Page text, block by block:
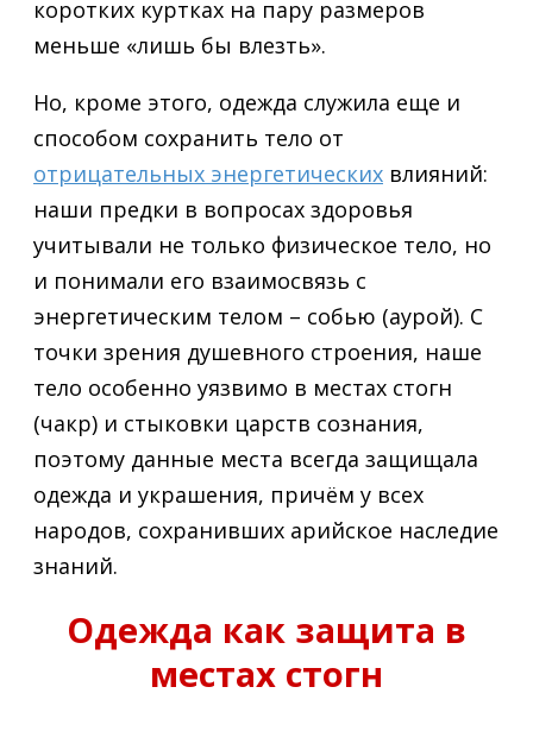
коротких куртках на пару размеров
меньше «лишь бы влезть».
Но, кроме этого, одежда служила еще и
способом сохранить тело от
отрицательных энергетических влияний:
наши предки в вопросах здоровья
учитывали не только физическое тело, но
и понимали его взаимосвязь с
энергетическим телом – собью (аурой). С
точки зрения душевного строения, наше
тело особенно уязвимо в местах стогн
(чакр) и стыковки царств сознания,
поэтому данные места всегда защищала
одежда и украшения, причём у всех
народов, сохранивших арийское наследие
знаний.
Одежда как защита в
местах стогн